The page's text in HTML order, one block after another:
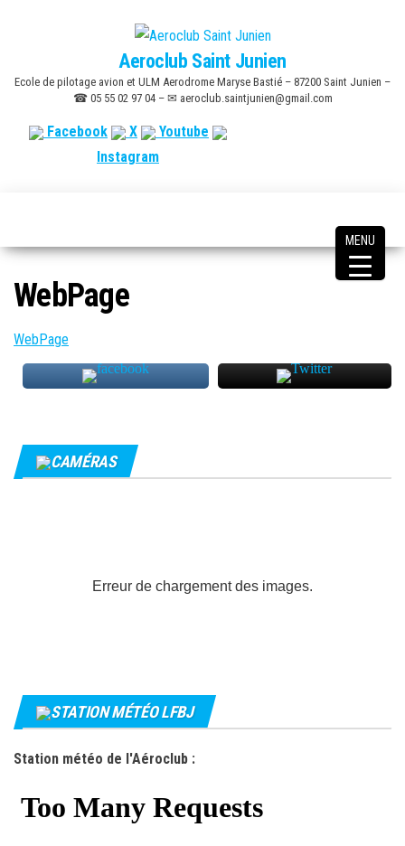
content
Aeroclub Saint Junien
Ecole de pilotage avion et ULM Aerodrome Maryse Bastié – 87200 Saint Junien –
☎ 05 55 02 97 04 – ✉ aeroclub.saintjunien@gmail.com
Facebook X
Youtube
Instagram
WebPage
WebPage
CAMÉRAS
Erreur de chargement des images.
STATION MÉTÉO LFBJ
Station météo de l'Aéroclub :
MENU